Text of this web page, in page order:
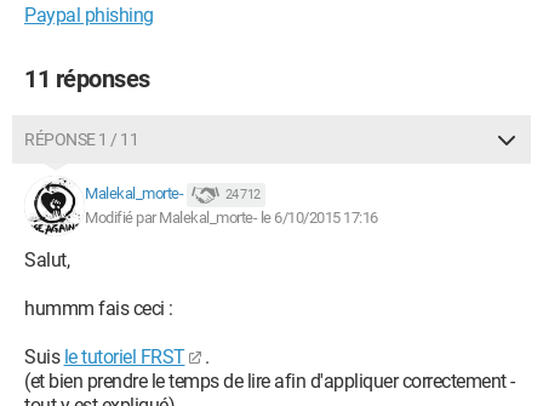
Paypal phishing
11 réponses
RÉPONSE 1 / 11
Malekal_morte- 24 712
Modifié par Malekal_morte- le 6/10/2015 17:16
Salut,
hummm fais ceci :
Suis le tutoriel FRST
.
(et bien prendre le temps de lire afin d'appliquer correctement -